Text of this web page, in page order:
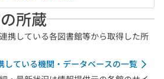
所蔵
携している各図書館等から取得した所
している機関・データベースの一覧